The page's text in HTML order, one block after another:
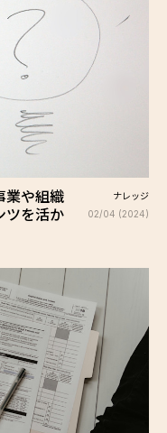
業や組織
ツを活か
ナレッジ
02/04 (2024)